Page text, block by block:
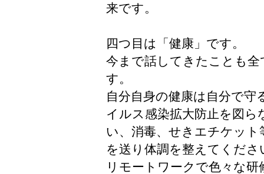
来です。
四つ目は「健康」です。
今まで話してきたことも
す。
自分自身の健康は自分で
イルス感染拡大防止を図
い、消毒、せきエチケッ
を送り体調を整えてくだ
リモートワークで色々な